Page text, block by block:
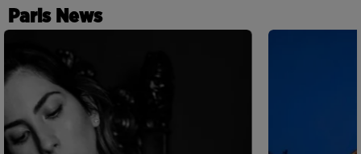
Paris News